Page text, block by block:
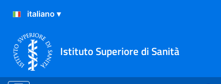
Istituto Superiore di Sanità